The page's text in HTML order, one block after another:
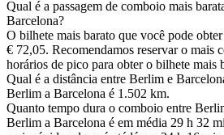
Qual é a passagem de comboio mais
Barcelona?
O bilhete mais barato que você pode
€ 72,05. Recomendamos reservar o mais
horários de pico para obter o bilhete mais
Qual é a distância entre Berlim e
Berlim a Barcelona é 1.502 km.
Quanto tempo dura o comboio entre
Berlim a Barcelona é em média 29 h 32